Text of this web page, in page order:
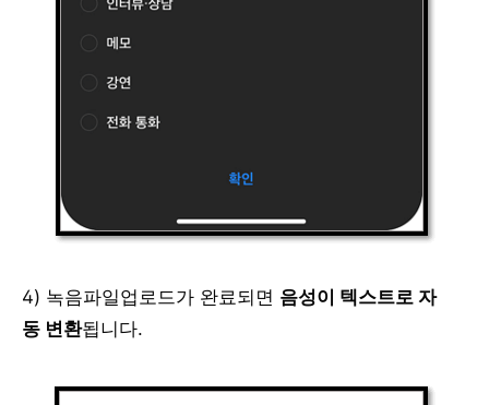
4) 녹음파일업로드가 완료되면 음성이 텍스트로 자
동 변환됩니다.